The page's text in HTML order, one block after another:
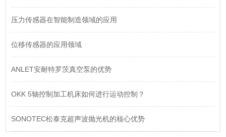
压力传感器在智能制造领域的应用
位移传感器的应用领域
ANLET安耐特罗茨真空泵的优势
OKK 5轴控制加工机床如何进行运动控制？
SONOTEC松泰克超声波抛光机的核心优势